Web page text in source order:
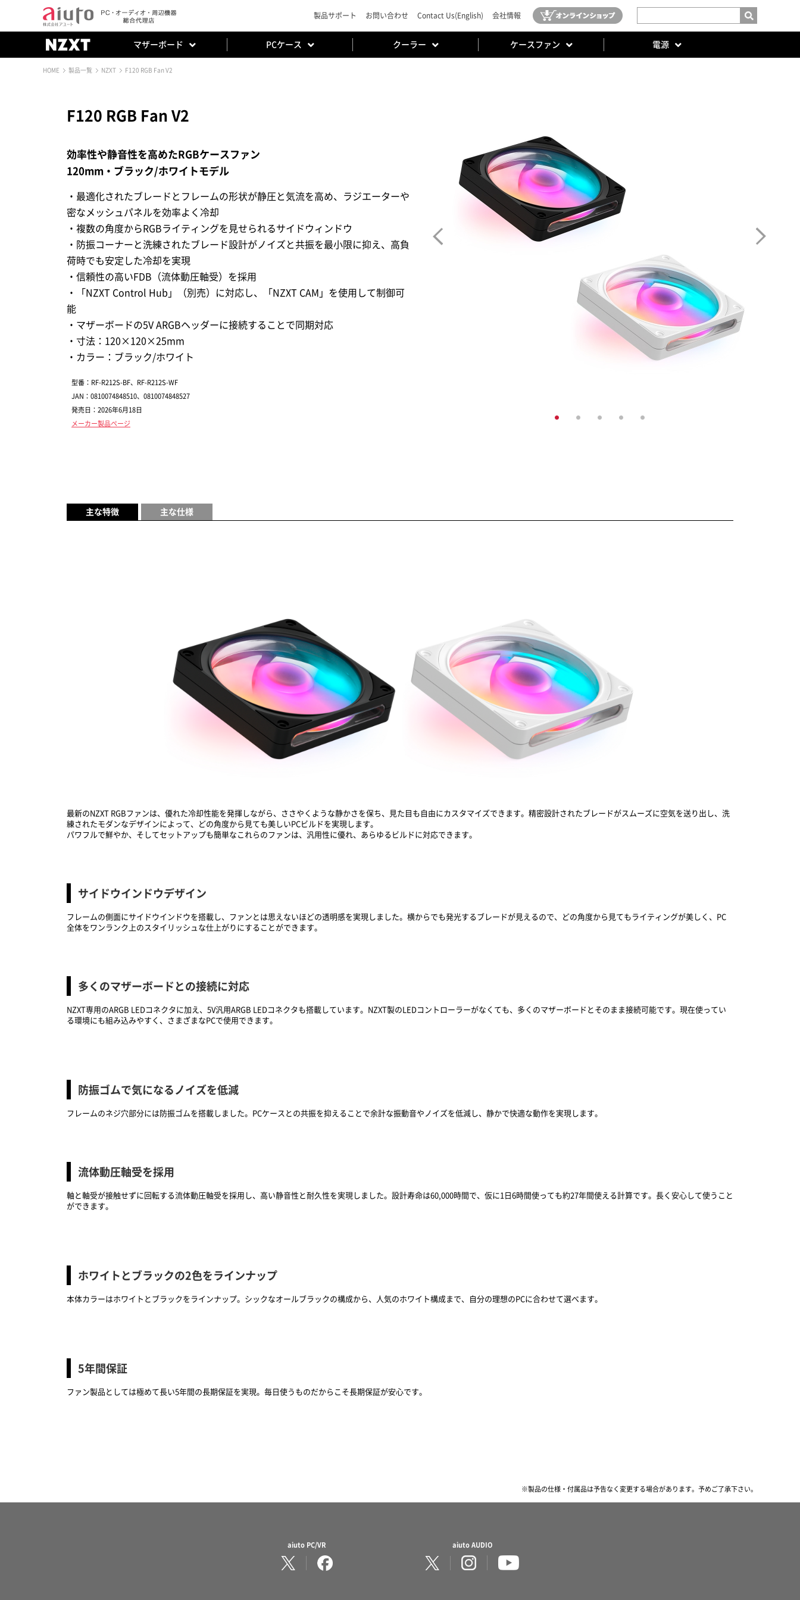
製品サポート お問い合わせ Contact Us(English) 会社情報
マザーボード PCケース クーラー ケースファン 電源
HOME 製品一覧 NZXT F120 RGB Fan V2
F120 RGB Fan V2
効率性や静音性を高めたRGBケースファン
120mm・ブラック/ホワイトモデル
・最適化されたブレードとフレームの形状が静圧と気流を高め、ラジエーターや
密なメッシュパネルを効率よく冷却
・複数の角度からRGBライティングを見せられるサイドウィンドウ
・防振コーナーと洗練されたブレード設計がノイズと共振を最小限に抑え、高負
荷時でも安定した冷却を実現
・信頼性の高いFDB（流体動圧軸受）を採用
・「NZXT Control Hub」（別売）に対応し、「NZXT CAM」を使用して制御可
能
・マザーボードの5V ARGBヘッダーに接続することで同期対応
・寸法：120×120×25mm
・カラー：ブラック/ホワイト
型番：RF-R212S-BF、RF-R212S-WF
JAN：0810074848510、0810074848527
発売日：2026年6月18日
メーカー製品ページ
主な特徴 主な仕様
最新のNZXT RGBファンは、優れた冷却性能を発揮しながら、ささやくような静かさを保ち、見た目も自由にカスタマイズできます。精密設計されたブレードがスムーズに空気を送り出し、洗
練されたモダンなデザインによって、どの角度から見ても美しいPCビルドを実現します。
パワフルで鮮やか、そしてセットアップも簡単なこれらのファンは、汎用性に優れ、あらゆるビルドに対応できます。
サイドウインドウデザイン
フレームの側面にサイドウインドウを搭載し、ファンとは思えないほどの透明感を実現しました。横からでも発光するブレードが見えるので、どの角度から見てもライティングが美しく、PC
全体をワンランク上のスタイリッシュな仕上がりにすることができます。
多くのマザーボードとの接続に対応
NZXT専用のARGB LEDコネクタに加え、5V汎用ARGB LEDコネクタも搭載しています。NZXT製のLEDコントローラーがなくても、多くのマザーボードとそのまま接続可能です。現在使ってい
る環境にも組み込みやすく、さまざまなPCで使用できます。
防振ゴムで気になるノイズを低減
フレームのネジ穴部分には防振ゴムを搭載しました。PCケースとの共振を抑えることで余計な振動音やノイズを低減し、静かで快適な動作を実現します。
流体動圧軸受を採用
軸と軸受が接触せずに回転する流体動圧軸受を採用し、高い静音性と耐久性を実現しました。設計寿命は60,000時間で、仮に1日6時間使っても約27年間使える計算です。長く安心して使うこと
ができます。
ホワイトとブラックの2色をラインナップ
本体カラーはホワイトとブラックをラインナップ。シックなオールブラックの構成から、人気のホワイト構成まで、自分の理想のPCに合わせて選べます。
5年間保証
ファン製品としては極めて長い5年間の長期保証を実現。毎日使うものだからこそ長期保証が安心です。
※製品の仕様・付属品は予告なく変更する場合があります。 予めご了承下さい。
aiuto PC/VR aiuto AUDIO